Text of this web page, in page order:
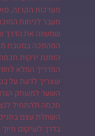
מערכות הקרנה,
מעבר לניחוח
שמשנה את הדרך
המהפכה במטבח
הזמנת ירקות
המדריך המלא
שצריך לדעת על בט 365 ועל עולם הפנאי
חכמה ולהתחיל
השתלת עצם
בדרך לשיקום